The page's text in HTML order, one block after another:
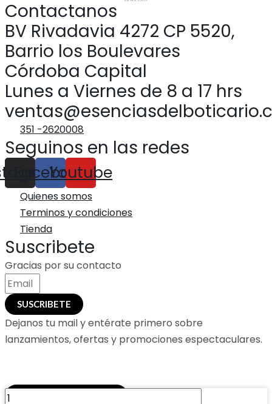
Contactanos
BV Rivadavia 4272 CP 5520,
Barrio los Boulevares
Córdoba Capital
Lunes a Viernes de 8 a 17 hrs
351 -2620008
Seguinos en las redes
Facebook
Youtube
Quienes somos
Terminos y condiciones
Tienda
Suscribete
Gracias por su contacto
SUSCRIBETE
Dejanos tu mail y entérate primero sobre
lanzamientos, ofertas y promociones espectaculares.
ESENCIA